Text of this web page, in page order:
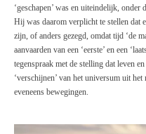
‘geschapen’ was en uiteindelijk,
Hij was daarom verplicht te stellen dat
zijn, of anders gezegd, omdat tijd ‘de
aanvaarden van een ‘eerste’ en een
tegenspraak met de stelling dat leven
‘verschijnen’ van het universum uit
eveneens bewegingen.